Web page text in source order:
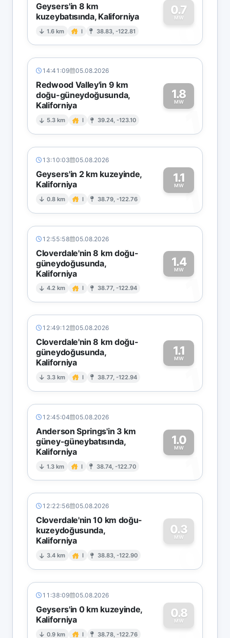
Geysers'in 8 km
kuzeybatısında, Kaliforniya
1.6 km I 38.83, -122.81
0.7
MW
0
14:41:09 05.08.2026
Redwood Valley'in 9 km
doğu-güneydoğusunda,
Kaliforniya
5.3 km I 39.24, -123.10
1.8
MW
1
13:10:03 05.08.2026
Geysers'in 2 km kuzeyinde,
Kaliforniya
0.8 km I 38.79, -122.76
1.1
MW1
12:55:58 05.08.2026
Cloverdale'nin 8 km doğu-
güneydoğusunda,
Kaliforniya
4.2 km I 38.77, -122.94
1.4
MW
1
12:49:12 05.08.2026
Cloverdale'nin 8 km doğu-
güneydoğusunda,
Kaliforniya
3.3 km I 38.77, -122.94
1.1
MW
1
12:45:04 05.08.2026
Anderson Springs'in 3 km
güney-güneybatısında,
Kaliforniya
1.3 km I 38.74, -122.70
1.0
MW
1
12:22:56 05.08.2026
Cloverdale'nin 10 km doğu-
kuzeydoğusunda,
Kaliforniya
3.4 km I 38.83, -122.90
0.3
MW
0
11:38:09 05.08.2026
Geysers'in 0 km kuzeyinde,
Kaliforniya
0.9 km I 38.78, -122.76
0.8
MW